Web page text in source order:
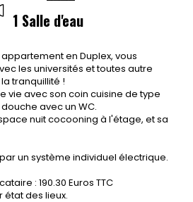
1 Salle d'eau
en Duplex, vous
les universités et toutes autre
tranquillité !
vie avec son coin cuisine de type
avec un WC.
nuit cocooning à l'étage, et sa
un système individuel électrique.
: 190.30 Euros TTC
état des lieux.